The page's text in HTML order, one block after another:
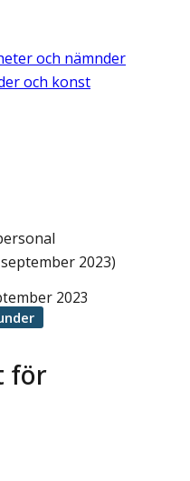
och nämnder
och konst
2023)
för
2023